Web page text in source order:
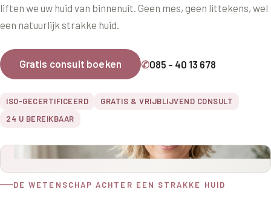
MIDDEN & MOND
Lippen
Marionetlijnen
Mondhoeken
Jukbeenderen
Juvéderm Volift
Profhilo
Saypha Volume
Menopauze Veroudering profiel
PCOS Huid profiel
Overgevoelige Huid Profiel
Instagram Gezicht Profiel
liften we uw huid van binnenuit. Geen mes, geen littekens, wel
een natuurlijk strakke huid.
Gratis consult boeken ✆085 - 40 13 678
ISO-GECERTIFICEERD
GRATIS & VRIJBLIJVEND CONSULT
24 U BEREIKBAAR
DE WETENSCHAP ACHTER EEN STRAKKE HUID